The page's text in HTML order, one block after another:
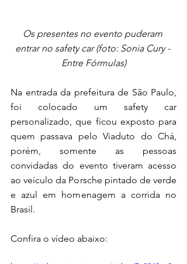
Os presentes no evento puderam
entrar no safety car (foto: Sonia Cury -
Entre Fórmulas)
Na entrada da prefeitura de São Paulo,
foi colocado um safety car
personalizado, que ficou exposto para
quem passava pelo Viaduto do Chá,
porém, somente as pessoas
convidadas do evento tiveram acesso
ao veículo da Porsche pintado de verde
e azul em homenagem a corrida no
Brasil.
Confira o vídeo abaixo: